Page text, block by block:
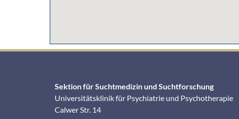
Sektion für Suchtmedizin und Suchtforschung
Universitätsklinik für Psychiatrie und Psychotherapie
Calwer Str. 14